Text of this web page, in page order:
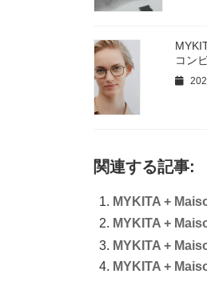
コン
関連する記事:
MYKITA +
MYKITA +
MYKITA +
MYKITA +